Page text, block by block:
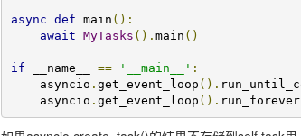
async def main ():
await MyTasks (). main ()
if __name__ == '__main__' :
    asyncio
. get_event_loop ().
    asyncio
. get_event_loop (). run_forever